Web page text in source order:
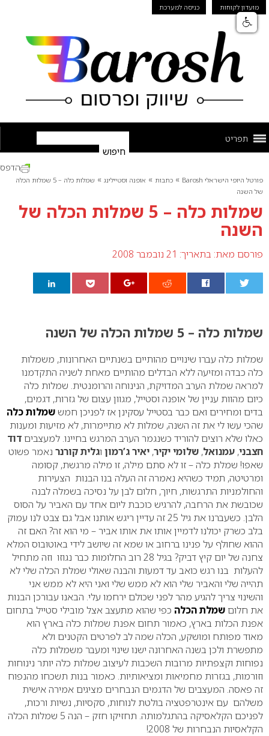
מועדון לקוחות כניסה למערכת
תפריט
פורטל היופי הישראלי Barosh » כתבות » אופנה וסטיילינג »
שמלות כלה – 5 שמלות הכלה
של השנה
שמלות כלה – 5 שמלות הכלה של
השנה
פורסם מאת: בתאריך: 21 נובמבר 2008
הדפס
שמלות כלה – 5 שמלות הכלה של השנה
שמלות כלה עברו שינויים מהותיים בשנתיים האחרונות, משמלות
כלה כבדה ומזיעה ללא הבדלים מהותיים מאחת לשניה התקדמנו
למראה שמלת הערב המדויקת, הנינוחה והרומנטית. שמלות כלה
כיום מהוות עניין של אופנה וסטייל, מגוון עצום של גזרות, דגמים,
בדים ומחירים ואם כבר בסטייל עסקינן אז לפניכן חמששמלות כלה
שהכי עשו לי את זה השנה, שמלות לא מתיימרות, לא מזיעות ומענות
כאלו שלא רוצים להוריד כשנגמר הערב המרגש בחיינו. למעצבים דוד
חצבני, עמנואל, שלומי יקיר, יאיר ג’רמון וגלית קורנר נאמר פשוט
שאפו! שמלת כלה – זו לא סתם מילה, זו מילה מרגשת, קסומה
ומרטיטה, תמיד כשהיא נאמרה זה העלה בנו הבנות הצעירות
והחולמניות התרגשות, חיוך, חלום לבן על נסיכה בשמלה לבנה
שכובשת את הרחבה, להרגיש כוכבת ליום אחד עם האביר על הסוס
הלבן. כשעברנו את גיל 25 זה עדיין ריגש אותנו אבל גם צבט לנו עמוק
בלב כשרק יכולנו לדמיין אותו את אותו אביר – מי הוא זה? האם זה
ההוא שחולף על פנינו ברחוב או שמא זה שיושב לידי באוטובוס המלא
צחנה של יום קיץ דביק? בגיל 28 רוב החלומות כבר נגוזו וזה מתחיל
להעלות בנו רגש כואב עד דמעות והבנה שאולי שמלת הכלה שלי לא
תהייה שלי והאביר שלי הוא לא ממש שלי ואני היא לא ממש אני
והשינוי צריך להגיע מהר לפני שכולם ירחמו עלי. הבאנו עבורכן הבנות
את חלום שמלת הכלה כפי שהוא מתעצב אצל מובילי סטייל בתחום
אפנת הכלות בארץ, כאמור תחום אפנת שמלות כלה בארץ הוא
מאוד מפותח ומושקע, הכלה שמה לב לפרטים הקטנים ולא
מתפשרת ולכן בשנה האחרונה ישנו שינוי ומעבר משמלות כלה
נפוחות וקצפתיות מרובות השכבות לעיצוב שמלות כלה יותר נינוחות
וזורמות, בגזרות מחמיאות ומציאותיות. כאמור בנות תשכחו מהנפוח
זה פאסה. המעצבים של הדגמים הנבחרים מציגים אמירה אישית
משלהם עם אינטרפטציה בולטת לנוחות, סקסיות, נשיות ורכות,
לפניכם הקלאסיקה בהתגלמותה.
תחזיקו חזק – הנה 5 שמלות הכלה
הקלאסיות הנבחרות של 2008!